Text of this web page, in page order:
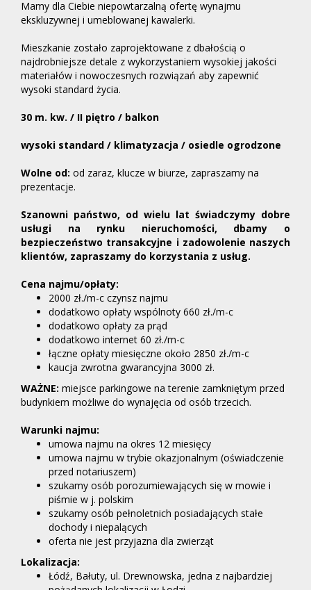
Mamy dla Ciebie niepowtarzalną ofertę wynajmu
ekskluzywnej i umeblowanej kawalerki.
Mieszkanie zostało zaprojektowane z dbałością o
najdrobniejsze detale z wykorzystaniem wysokiej jakości
materiałów i nowoczesnych rozwiązań aby zapewnić
wysoki standard życia.
30 m. kw. / II piętro / balkon
wysoki standard / klimatyzacja / osiedle ogrodzone
Wolne od: od zaraz, klucze w biurze, zapraszamy na
prezentacje.
Szanowni państwo, od wielu lat świadczymy dobre
usługi na rynku nieruchomości, dbamy o
bezpieczeństwo transakcyjne i zadowolenie naszych
klientów, zapraszamy do korzystania z usług.
Cena najmu/opłaty:
2000 zł./m-c czynsz najmu
dodatkowo opłaty wspólnoty 660 zł./m-c
dodatkowo opłaty za prąd
dodatkowo internet 60 zł./m-c
łączne opłaty miesięczne około 2850 zł./m-c
kaucja zwrotna gwarancyjna 3000 zł.
WAŻNE: miejsce parkingowe na terenie zamkniętym przed
budynkiem możliwe do wynajęcia od osób trzecich.
Warunki najmu:
umowa najmu na okres 12 miesięcy
umowa najmu w trybie okazjonalnym (oświadczenie
przed notariuszem)
szukamy osób porozumiewających się w mowie i
piśmie w j. polskim
szukamy osób pełnoletnich posiadających stałe
dochody i niepalących
oferta nie jest przyjazna dla zwierząt
Lokalizacja:
Łódź, Bałuty, ul. Drewnowska, jedna z najbardziej